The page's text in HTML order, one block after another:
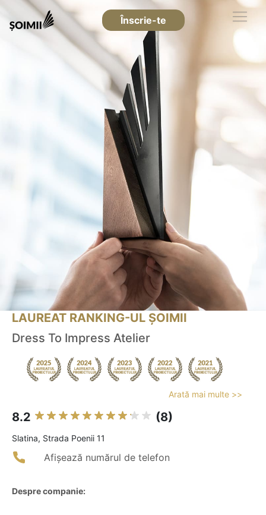
Înscrie-te
LAUREAT RANKING-UL ȘOIMII
Dress To Impress Atelier
Arată mai multe >>
8.2 (8)
Slatina, Strada Poenii 11
Afișează numărul de telefon
Despre companie: